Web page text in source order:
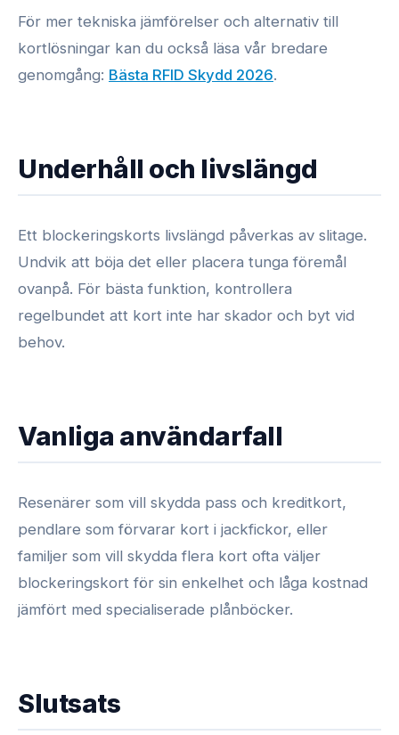
För mer tekniska jämförelser och alternativ till
kortlösningar kan du också läsa vår bredare
genomgång: Bästa RFID Skydd 2026.
Underhåll och livslängd
Ett blockeringskorts livslängd påverkas av slitage.
Undvik att böja det eller placera tunga föremål
ovanpå. För bästa funktion, kontrollera
regelbundet att kort inte har skador och byt vid
behov.
Vanliga användarfall
Resenärer som vill skydda pass och kreditkort,
pendlare som förvarar kort i jackfickor, eller
familjer som vill skydda flera kort ofta väljer
blockeringskort för sin enkelhet och låga kostnad
jämfört med specialiserade plånböcker.
Slutsats